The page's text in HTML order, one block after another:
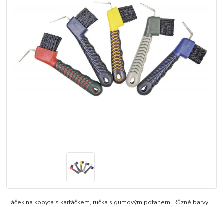
Háček na kopyta s kartáčkem, ručka s gumovým potahem. Různé barvy.